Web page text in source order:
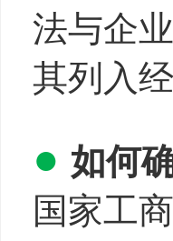
法与企
其列入
● 如何
国家工